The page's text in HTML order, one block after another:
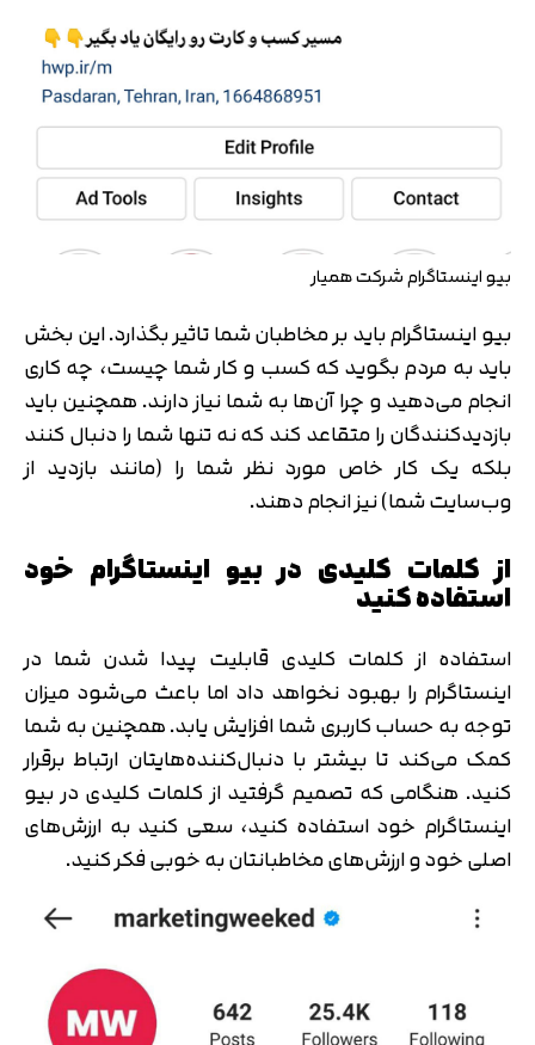
بیو اینستاگرام شرکت همیار
بیو اینستاگرام باید بر مخاطبان شما تاثیر بگذارد. این بخش
باید به مردم بگوید که کسب و کار شما چیست، چه کاری
انجام می‌دهید و چرا آن‌ها به شما نیاز دارند. همچنین باید
بازدیدکنندگان را متقاعد کند که نه تنها شما را دنبال کنند
بلکه یک کار خاص مورد نظر شما را (مانند بازدید از
وب‌سایت شما) نیز انجام دهند.
از کلمات کلیدی در بیو اینستاگرام خود
استفاده کنید
استفاده از کلمات کلیدی قابلیت پیدا شدن شما در
اینستاگرام را بهبود نخواهد داد اما باعث می‌شود میزان
توجه به حساب کاربری شما افزایش یابد. همچنین به شما
کمک می‌کند تا بیشتر با دنبال‌کننده‌هایتان ارتباط برقرار
کنید. هنگامی که تصمیم گرفتید از کلمات کلیدی در بیو
اینستاگرام خود استفاده کنید، سعی کنید به ارزش‌های
اصلی خود و ارزش‌های مخاطبانتان به خوبی فکر کنید.